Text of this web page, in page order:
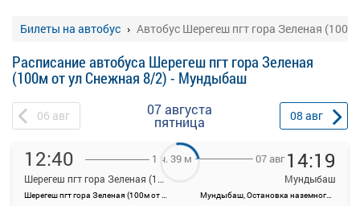
Билеты на автобус Автобус Шерегеш пгт гора Зеленая
Расписание автобуса Шерегеш пгт гора Зеленая
(100м от ул Снежная 8/2) - Мундыбаш
06 авг 07 августа
пятница 08 авг
12:40
Шерегеш пгт гора Зеленая (100м от ул Снежная 8/2)
Шерегеш пгт гора Зеленая (100м от ул Снежная 8/2), 100м от ул Снежная 8/2
1 ч. 39 м 07 авг 14:19
Мундыбаш
Мундыбаш, ​Остановка наземного транспорта
На данной странице вы можете ознакомиться с расписанием и